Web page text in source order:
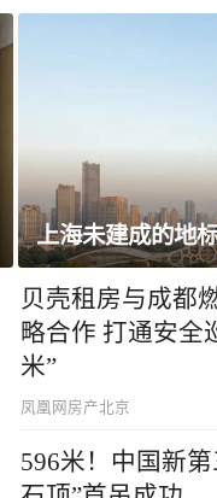
飘窗竟然能变身
贝壳租房与成都
略合作 打通安全
米”
凤凰网房产北京
596米！中国新